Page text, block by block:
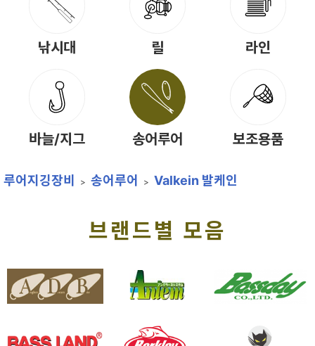
낚시대 릴 라인
바늘/지그 송어루어 보조용품
루어지깅장비 송어루어 Valkein 발케인
브랜드별 모음
안템 배스데이
캣츠크로우